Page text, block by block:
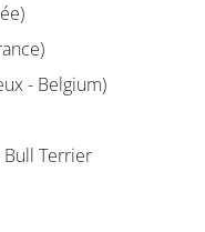
- Belgium)
Terrier